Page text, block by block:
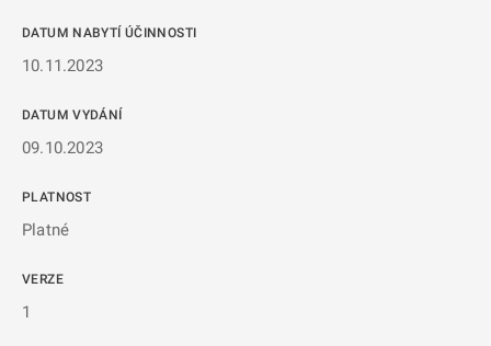
DATUM NABYTÍ ÚČINNOSTI
10.11.2023
DATUM VYDÁNÍ
09.10.2023
PLATNOST
Platné
VERZE
1